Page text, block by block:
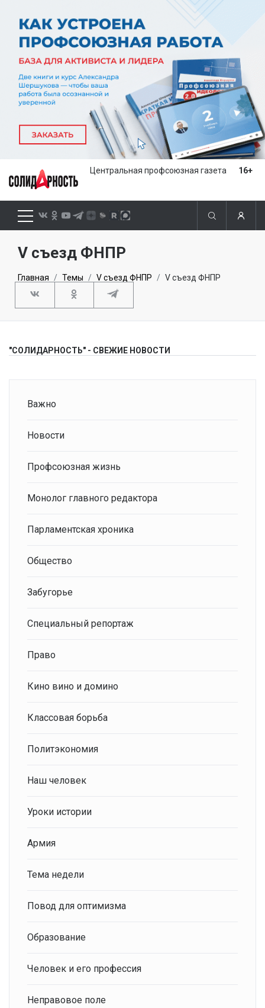
Центральная профсоюзная газета 16+
V съезд ФНПР
Главная Темы V съезд ФНПР V съезд ФНПР
"СОЛИДАРНОСТЬ" - СВЕЖИЕ НОВОСТИ
Важно
Новости
Профсоюзная жизнь
Монолог главного редактора
Парламентская хроника
Общество
Забугорье
Специальный репортаж
Право
Кино вино и домино
Классовая борьба
Политэкономия
Наш человек
Уроки истории
Армия
Тема недели
Повод для оптимизма
Образование
Человек и его профессия
Неправовое поле